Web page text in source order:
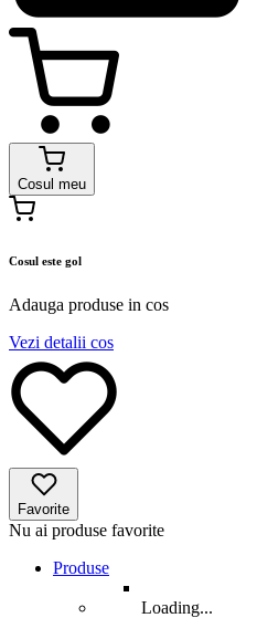
Cosul meu
Cosul este gol
Adauga produse in cos
Vezi detalii cos
Favorite
Nu ai produse favorite
Produse
Loading...